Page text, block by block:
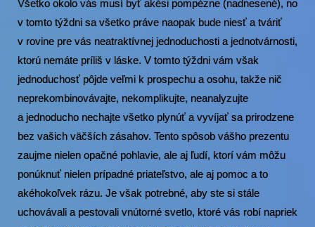
Všetko okolo vás musí byť akési pompézne (nadnesené), no
v tomto týždni sa všetko práve naopak bude niesť a tváriť
v rovine pre vás neatraktívnej jednoduchosti a jednotvárnosti,
ktorú nemáte príliš v láske. V tomto týždni vám však
jednoduchosť pôjde veľmi k prospechu a osohu, takže nič
neprekombinovávajte, nekomplikujte, neanalyzujte
a jednoducho nechajte všetko plynúť a vyvíjať sa prirodzene
bez vašich väčších zásahov. Tento spôsob vášho prezentu
zaujme nielen opačné pohlavie, ale aj ľudí, ktorí vám môžu
ponúknuť nielen prípadné priateľstvo, ale aj pomoc a to
akéhokoľvek rázu. Je však potrebné, aby ste si stále
uchovávali a pestovali vnútorné svetlo, ktoré vás robí napriek